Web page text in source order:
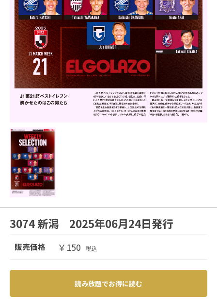
3074 新潟 2025年06月24日発行
販売価格 ￥150 税込
読み放題でお得に読む